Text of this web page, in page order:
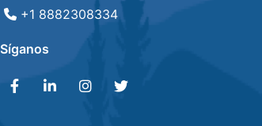
+1 8882308334
Síganos